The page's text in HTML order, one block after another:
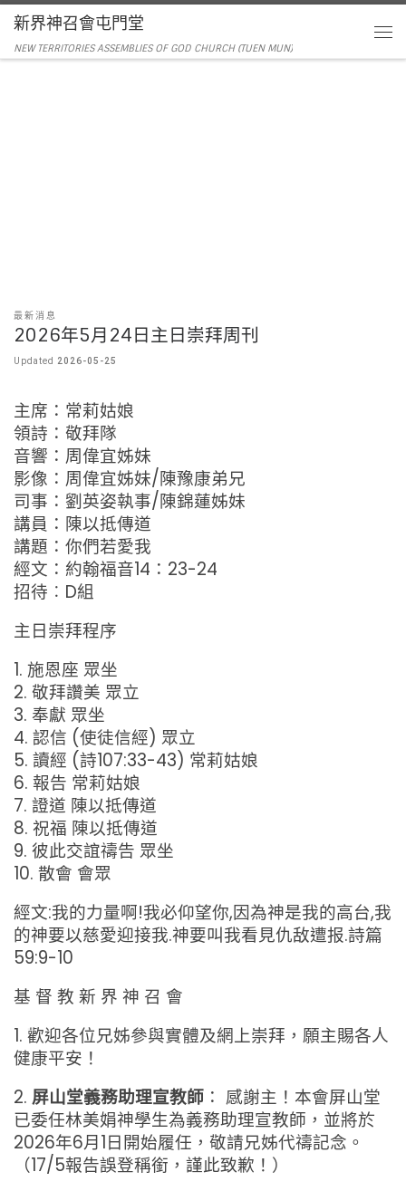
新界神召會屯門堂
NEW TERRITORIES ASSEMBLIES OF GOD CHURCH (TUEN MUN)
最新消息
2026年5月24日主日崇拜周刊
Updated 2026-05-25
主席：常莉姑娘
領詩：敬拜隊
音響：周偉宜姊妹
影像：周偉宜姊妹/陳豫康弟兄
司事：劉英姿執事/陳錦蓮姊妹
講員：陳以抵傳道
講題：你們若愛我
經文：約翰福音14：23-24
招待︰D組
主日崇拜程序
1. 施恩座 眾坐
2. 敬拜讚美 眾立
3. 奉獻 眾坐
4. 認信 (使徒信經) 眾立
5. 讀經 (詩107:33-43) 常莉姑娘
6. 報告 常莉姑娘
7. 證道 陳以抵傳道
8. 祝福 陳以抵傳道
9. 彼此交誼禱告 眾坐
10. 散會 會眾
經文:我的力量啊!我必仰望你,因為神是我的高台,我
的神要以慈愛迎接我.神要叫我看見仇敌遭报.詩篇
59:9-10
基 督 教 新 界 神 召 會
1. 歡迎各位兄姊參與實體及網上崇拜，願主賜各人
健康平安！
2. 屏山堂義務助理宣教師 ： 感謝主！本會屏山堂
已委任林美娟神學生為義務助理宣教師，並將於
2026年6月1日開始履任，敬請兄姊代禱記念。
（17/5報告誤登稱銜，謹此致歉！）